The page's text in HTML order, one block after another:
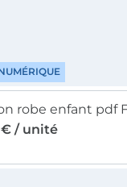
€ / unité